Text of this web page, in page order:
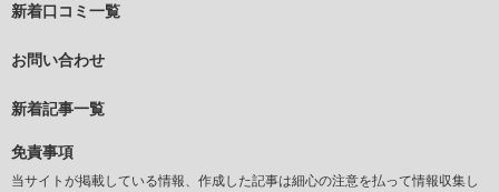
新着口コミ一覧
お問い合わせ
新着記事一覧
免責事項
当サイトが掲載している情報、作成した記事は細心の注意を払って情報収集し